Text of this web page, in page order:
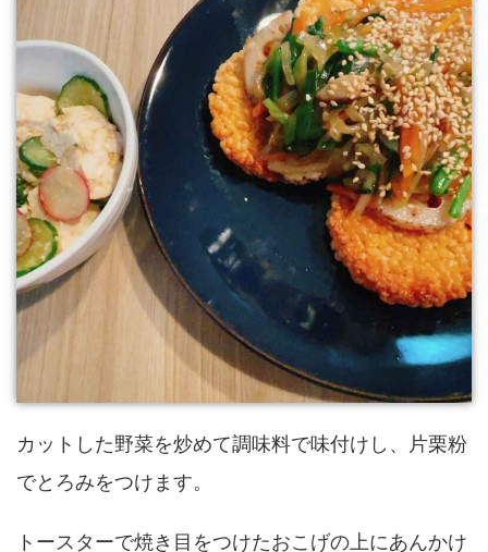
カットした野菜を炒めて調味料で味付けし、片栗粉
でとろみをつけます。
トースターで焼き目をつけたおこげの上にあんかけ